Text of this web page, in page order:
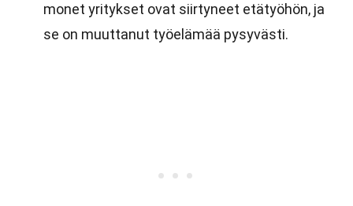
monet yritykset ovat siirtyneet etätyöhön, ja
se on muuttanut työelämää pysyvästi.